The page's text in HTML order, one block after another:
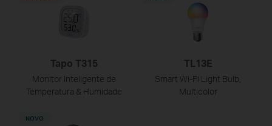
Tapo T315
Monitor Inteligente de
Temperatura & Humidade
TL13E
Smart Wi-Fi Light Bulb,
Multicolor
NOVO